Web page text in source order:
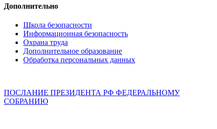
Дополнительно
Школа безопасности
Информационная безопасность
Охрана труда
Дополнительное образование
Обработка персональных данных
ПОСЛАНИЕ ПРЕЗИДЕНТА РФ ФЕДЕРАЛЬНОМУ
СОБРАНИЮ